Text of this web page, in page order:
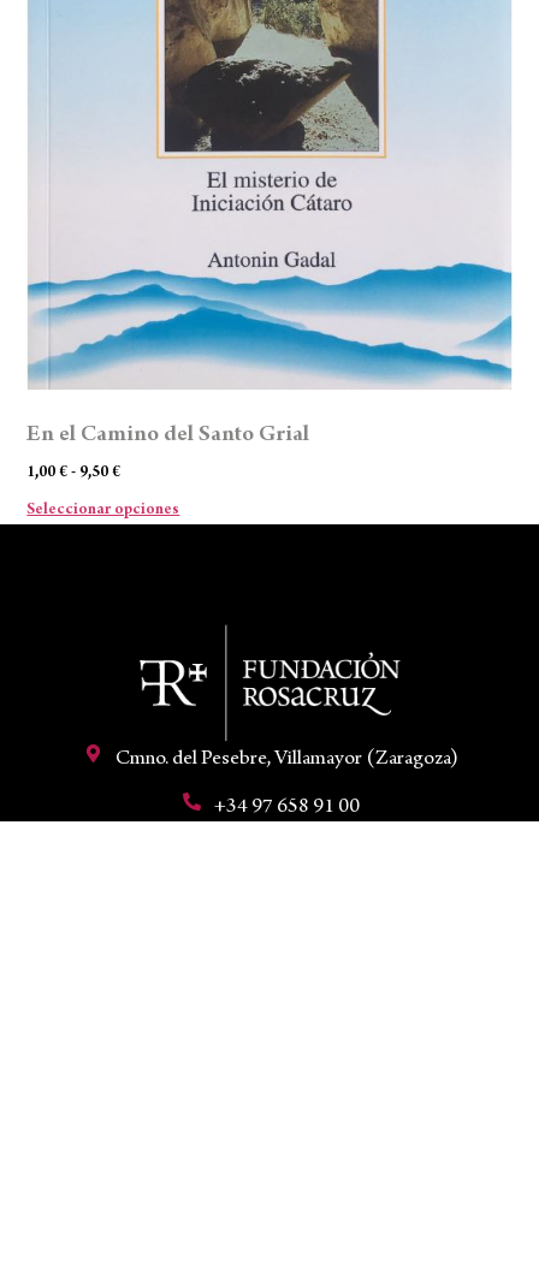
En el Camino del Santo Grial
1,00€ - 9,50€
Seleccionar opciones
Cmno. del Pesebre, Villamayor (Zaragoza)
+34 97 658 91 00